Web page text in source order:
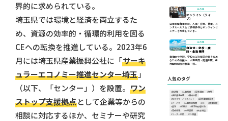
界的に求められている。
埼玉県では環境と経済を両立するた
め、資源の効率的・循環的利用を図る
CEへの転換を推進している。2023年6
月には埼玉県産業振興公社に「サーキ
ュラーエコノミー推進センター埼玉」
（以下、「センター」）を設置。 ワン
ストップ支援拠点として企業等からの
相談に対応するほか、セミナーや研究
その他
オンライン（ライ
ブ）
日本生産性本部は、人事・労務、賃金、メ
ンタルヘルスなど多種多様なオンラインセ
ミナーを用意していま...
その他
自治体・学校・病
院・金融機関
自治体や病院、学校などの経営の質を高め
るための支援や、人事評価・処遇制度、能
力開発制度の構築・導...
人気のタグ
#創造性 #人事制度 #顧客満足
#現場
#食料安全保障
#日米同盟
#カスタマーハラスメント
#顧客満足度調査
#パーパス
#人事考課制度 #DX
#賃金制度
#農業
#経済学
#経済情勢懇話会
#育成体系
#未来洞察
#給与制度
#リーダー研修
#CS調査